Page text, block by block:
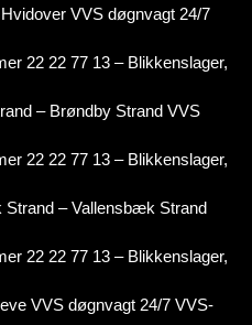
VVS døgnvagt 24/7
22 22 77 13 – Blikkenslager,
– Brøndby Strand VVS
22 22 77 13 – Blikkenslager,
– Vallensbæk Strand
22 22 77 13 – Blikkenslager,
VVS døgnvagt 24/7 VVS-